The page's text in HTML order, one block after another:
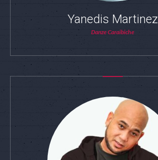
Yanedis Martinez
Danze Caraibiche